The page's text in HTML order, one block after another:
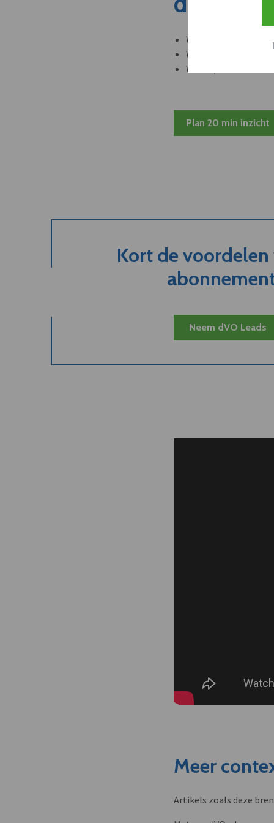
Welke leveranciers
Welke bedrijven
Welke partners en
Plan 20 min inzicht
Kort de voordelen
Neem dVO Leads
Meer
Artikels zoals deze